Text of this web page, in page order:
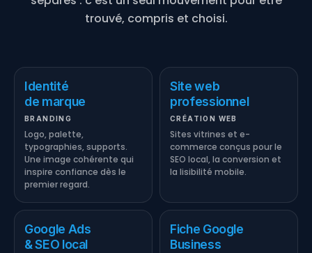
trouvé, compris et choisi.
Identité
de marque
BRANDING
Logo, palette,
typographies, supports.
Une image cohérente qui
inspire confiance dès le
premier regard.
Site web
professionnel
CRÉATION WEB
Sites vitrines et e-
commerce conçus pour le
SEO local, la conversion et
la lisibilité mobile.
Google Ads
& SEO local
Fiche Google
Business